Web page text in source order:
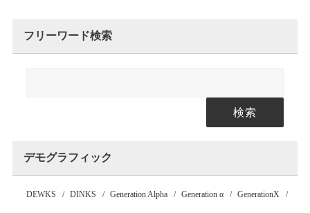
フリーワード検索
検索
デモグラフィック
DEWKS DINKS Generation Alpha Generation α GenerationX